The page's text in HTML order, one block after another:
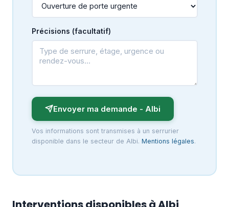
Précisions (facultatif)
Envoyer ma demande - Albi
Vos informations sont transmises à un serrurier
disponible dans le secteur de Albi. Mentions légales.